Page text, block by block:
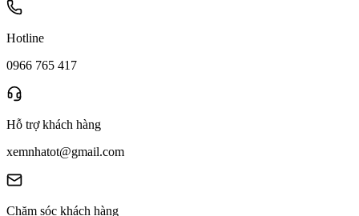
Hotline
0966 765 417
Hỗ trợ khách hàng
xemnhatot@gmail.com
Chăm sóc khách hàng